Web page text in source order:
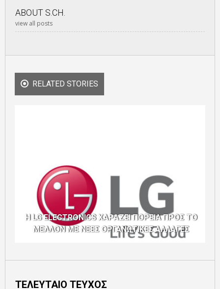
ABOUT S.CH.
view all posts
RELATED STORIES
Η LG ELECTRONICS ΧΑΡΑΖΕΙ ΠΟΡΕΙΑ ΠΡΟΣ ΤΟ
ΜΕΛΛΟΝ ΜΕ ΝΕΕΣ ΟΡΓΑΝΩΤΙΚΕΣ ΑΛΛΑΓΕΣ
ΤΕΛΕΥΤΑΙΟ ΤΕΥΧΟΣ